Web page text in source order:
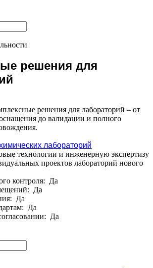
решения для
решения для лабораторий – от
до валидации и полного
лабораторий
технологии и инженерную экспертизу
проектов лабораторий нового
контроля: Да
Да
Да
Да
Да